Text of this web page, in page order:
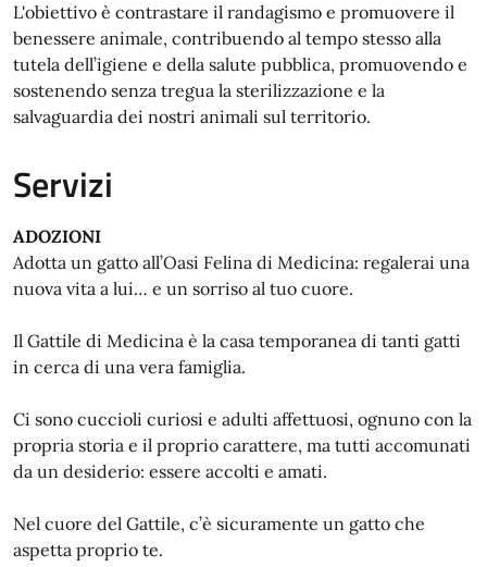
L'obiettivo è contrastare il randagismo e promuovere il
benessere animale, contribuendo al tempo stesso alla
tutela dell’igiene e della salute pubblica, promuovendo e
sostenendo senza tregua la sterilizzazione e la
salvaguardia dei nostri animali sul territorio.
Servizi
ADOZIONI
Adotta un gatto all’Oasi Felina di Medicina: regalerai una
nuova vita a lui… e un sorriso al tuo cuore.
Il Gattile di Medicina è la casa temporanea di tanti gatti
in cerca di una vera famiglia.
Ci sono cuccioli curiosi e adulti affettuosi, ognuno con la
propria storia e il proprio carattere, ma tutti accomunati
da un desiderio: essere accolti e amati.
Nel cuore del Gattile, c’è sicuramente un gatto che
aspetta proprio te.